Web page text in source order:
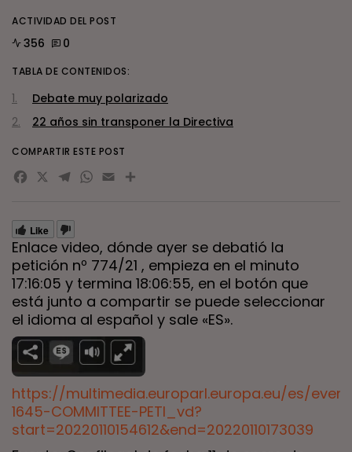
Like
Enlace video, dónde ayer se debatió la
petición nº 774/21 , empieza en el minuto
17:16:05 y termina 18:06:55, en el botón que
está junto a compartir se puede seleccionar
el idioma al español y sale «ES».
https://multimedia.europarl.europa.eu/es/
1645-COMMITTEE-PETI_vd?
start=20220110154612&end=20220110173039
ACTIVIDAD DEL POST
356 0
TABLA DE CONTENIDOS:
Debate muy polarizado
22 años sin transponer la Directiva
COMPARTIR ESTE POST
Facebook
X Telegram
WhatsApp
EmailCompartir